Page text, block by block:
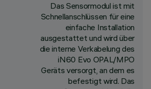
Das Sensormodul ist mit
Schnellanschlüssen für eine
einfache Installation
ausgestattet und wird über
die interne Verkabelung des
iN60 Evo OPAL/MPO
Geräts versorgt, an dem es
befestigt wird. Das